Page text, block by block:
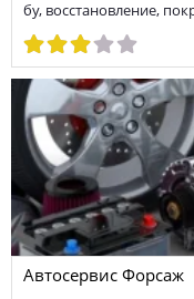
бу, восстановление,
Автосервис Форсаж